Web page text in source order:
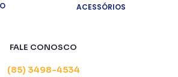
ACESSÓRIOS
FALE CONOSCO
(85) 3498-4534